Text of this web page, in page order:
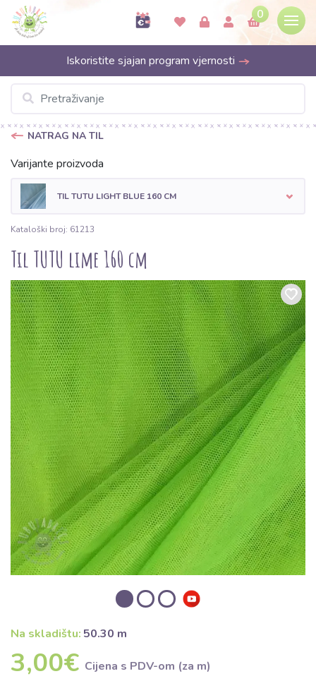
0
Iskoristite sjajan program vjernosti
NATRAG NA TIL
Varijante proizvoda
TIL TUTU LIGHT BLUE 160 CM
Kataloški broj: 61213
Til TUTU lime 160 cm
Na skladištu: 50.30 m
3,00€ Cijena s PDV-om (za m)